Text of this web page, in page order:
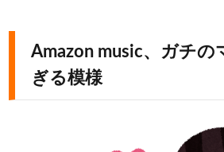
Amazon music、ガチの
ぎる模様